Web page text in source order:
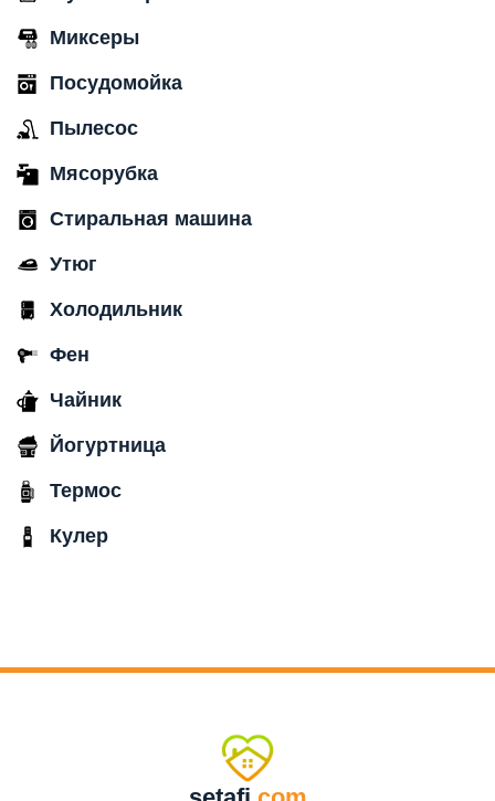
Миксеры
Посудомойка
Пылесос
Мясорубка
Стиральная машина
Утюг
Холодильник
Фен
Чайник
Йогуртница
Термос
Кулер